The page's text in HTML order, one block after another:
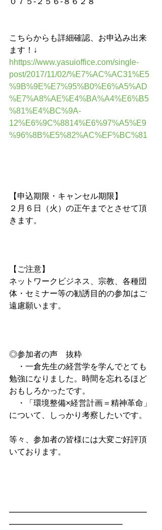
こちらからも詳細確認、お申込み出来
ます！↓
hhttps://www.yasuioffice.com/single-
post/2017/11/02/%E7%AC%AC31%E5
%9B%9E%E7%95%B0%E6%A5%AD
%E7%A8%AE%E4%BA%A4%E6%B5
%81%E4%BC%9A-
12%E6%9C%8814%E6%97%A5%E9
%96%8B%E5%82%AC%EF%BC%81
【申込期限・キャンセル期限】
２月６日（火）の正午までとさせて頂
きます。
【ご注意】
ネットワークビジネス、宗教、各種団
体・セミナー等の勧誘目的の参加はご
遠慮願います。
◎参加者の声　抜粋
・一倉先生の経営学を学んでとても
勉強になりました。時間を忘れるほど
おもしろかったです。
・「環境整備×経営計画＝精神革命」
について、しっかり考察したいです。
等々、参加者の皆様には大変ご好評頂
いております。
━━━━━━━━━━━━━━━━━
━━━━━━━━━━━━━━